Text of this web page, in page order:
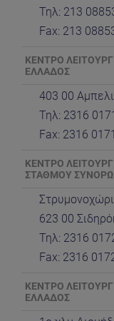
Τηλ: 213
Fax: 213
ΚΕΝΤΡΟ
ΕΛΛΑΔΟΣ
403 00
Τηλ: 2316
Fax: 2316
ΚΕΝΤΡΟ
ΣΤΑΘΜΟΥ
Στρυμονοχώρι
623 00
Τηλ: 2316
Fax: 2316
ΚΕΝΤΡΟ
ΕΛΛΑΔΟΣ